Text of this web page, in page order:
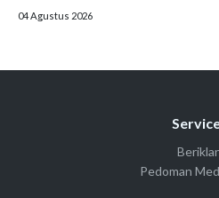
04 Agustus 2026
Pedoman